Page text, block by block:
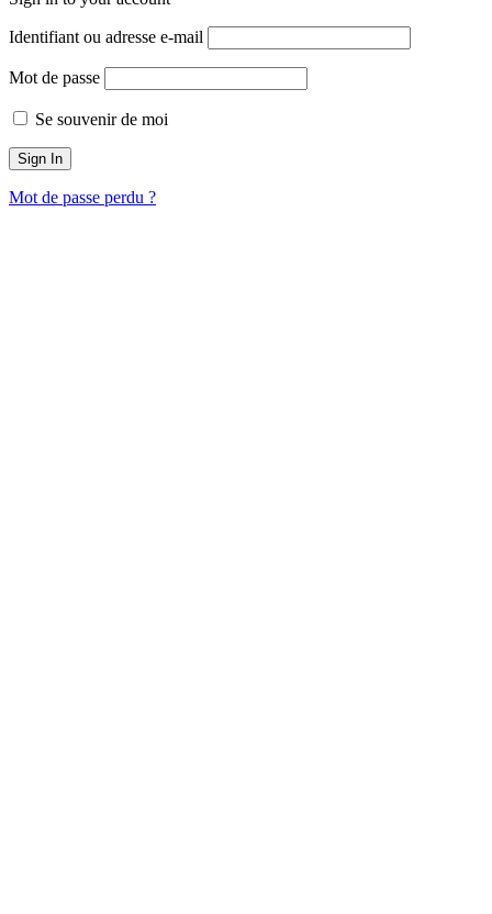
Identifiant ou adresse e-mail
Mot de passe
Se souvenir de moi
Mot de passe perdu ?